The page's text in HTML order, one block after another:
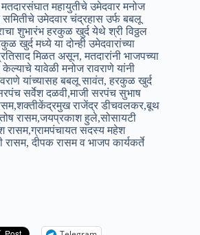
महायुतीचे उमेदवार मनोज
उमेदवार चंद्रहास उर्फ बबलू
शुभारंभ हरकुळ खुर्द येथे श्री विठ्ठल
खुर्द मध्ये या दोन्ही उमेदवारांच्या
मिळत असून, मतदारांनी भाजपच्या
केल्याचे यावेळी मनोज रावराणे यांनी
यांच्यासह बबलू सावंत, हरकुळ खुर्द
सर्वेश दळवी,माजी सरपंच सुभाष
राजेंद्र डीचवलकर,बूथ
रासम,जयप्रकाश हुले,सोसायटी
रासम,ग्रामपंचायत सदस्य महेश
रासम, दीपक रासम व भाजप कार्यकर्ते